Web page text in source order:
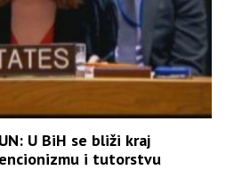
U BiH se bliži kraj
i tutorstvu